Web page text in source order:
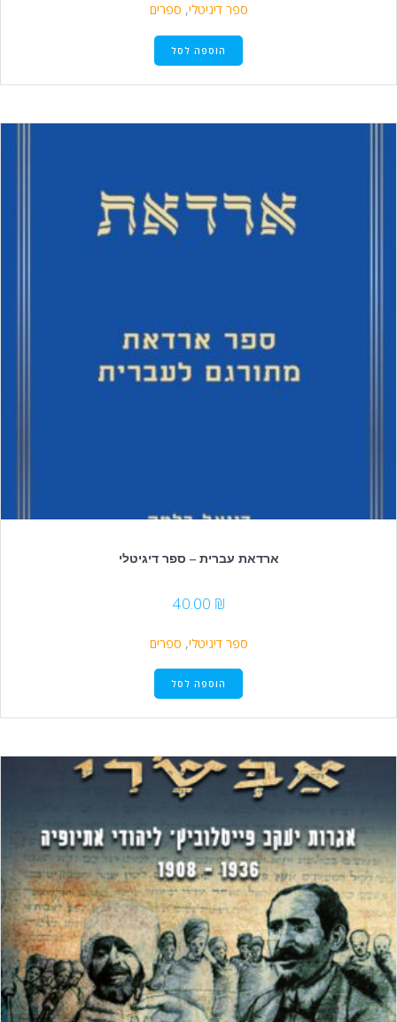
ספר דיגיטלי,ספרים
הוספה לסל
ארדאת עברית – ספר דיגיטלי
40.00
ספר דיגיטלי,ספרים
הוספה לסל